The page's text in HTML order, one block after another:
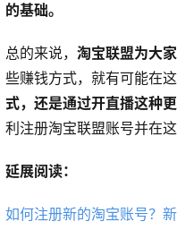
的基础。
总的来说，淘宝联盟为大
些赚钱方式，就有可能在
式，还是通过开直播这种
利注册淘宝联盟账号并在
延展阅读：
如何注册新的淘宝账号？